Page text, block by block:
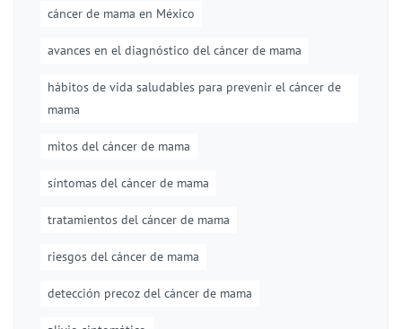
cáncer de mama en México
avances en el diagnóstico del cáncer de mama
hábitos de vida saludables para prevenir el cáncer de
mama
mitos del cáncer de mama
síntomas del cáncer de mama
tratamientos del cáncer de mama
riesgos del cáncer de mama
detección precoz del cáncer de mama